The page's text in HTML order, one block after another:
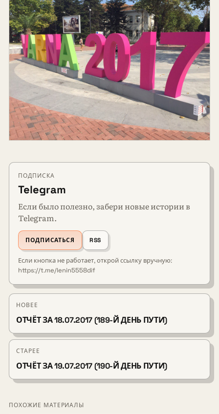
ПОДПИСКА
Telegram
Если было полезно, забери новые истории в
Telegram.
ПОДПИСАТЬСЯ RSS
Если кнопка не работает, открой ссылку вручную:
https://t.me/lenin5558dif
НОВЕЕ
ОТЧЁТ ЗА 18.07.2017 (189-Й ДЕНЬ ПУТИ)
СТАРЕЕ
ОТЧЁТ ЗА 19.07.2017 (190-Й ДЕНЬ ПУТИ)
ПОХОЖИЕ МАТЕРИАЛЫ